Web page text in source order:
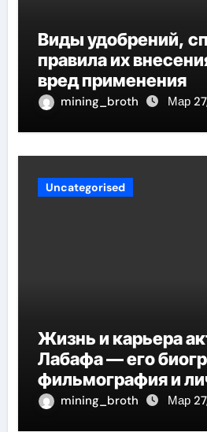
Виды удобрений,
правила их
вред применения
mining_broth Мар
Uncategorised
Жизнь и карьера
Лабафа — его
фильмография и
mining_broth Мар